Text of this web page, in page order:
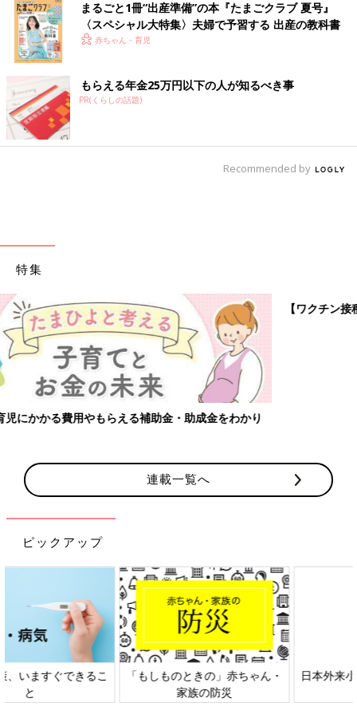
まるごと1冊“出産準備”の本『たまごクラブ 夏号』
〈スペシャル大特集〉夫婦で予習する 出産の教科書
赤ちゃん・育児
もらえる年金25万円以下の人が知るべき事
PR(くらしの話題)
Recommended by
特集
【ワクチン接種できるものも】妊婦の感染症対策、知っておいて！
連載一覧へ
ピックアップ
日本外来小児科学会リーフレッ
六星占術 細木かおりさんの人生